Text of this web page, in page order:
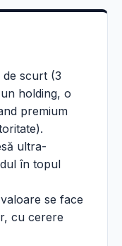
de scurt (3
holding, o
premium
ultra-
în topul
se face
cu cerere